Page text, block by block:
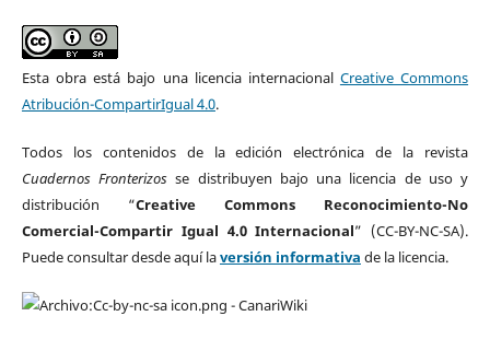
Esta obra está bajo una licencia internacional Creative Commons
Atribución-CompartirIgual 4.0.
Todos los contenidos de la edición electrónica de la revista
Cuadernos Fronterizos se distribuyen bajo una licencia de uso y
distribución “Creative Commons Reconocimiento-No
Comercial-Compartir Igual 4.0 Internacional” (CC-BY-NC-SA).
Puede consultar desde aquí laversión informativa de la licencia.